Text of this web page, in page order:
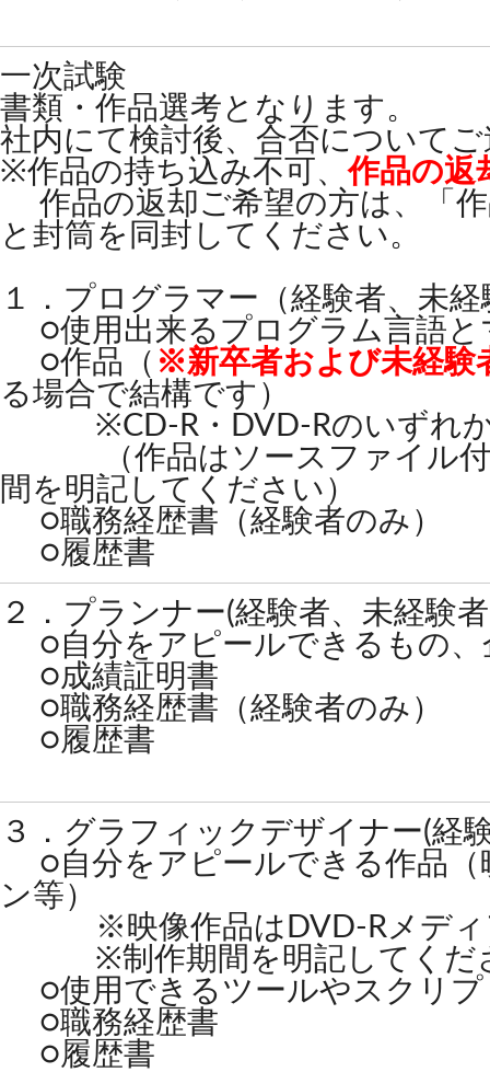
一次試験
書類・作品選考となります。
社内にて検討後、合否について
※作品の持ち込み不可、作品の返
作品の返却ご希望の方は、「
と封筒を同封してください。
１．プログラマー（経験者、未
○使用出来るプログラム言語と
○作品（ ※新卒者および未経験
る場合で結構です）
※CD-R・DVD-Rのいずれか
（作品はソースファイル付
間を明記してください）
○職務経歴書（経験者のみ）
○履歴書
２．プランナー(経験者、未経験
○自分をアピールできるもの、
○成績証明書
○職務経歴書（経験者のみ）
○履歴書
３．グラフィックデザイナー(経
○自分をアピールできる作品（
ン等）
※映像作品はDVD-Rメディ
※制作期間を明記してくだ
○使用できるツールやスクリプ
○職務経歴書
○履歴書